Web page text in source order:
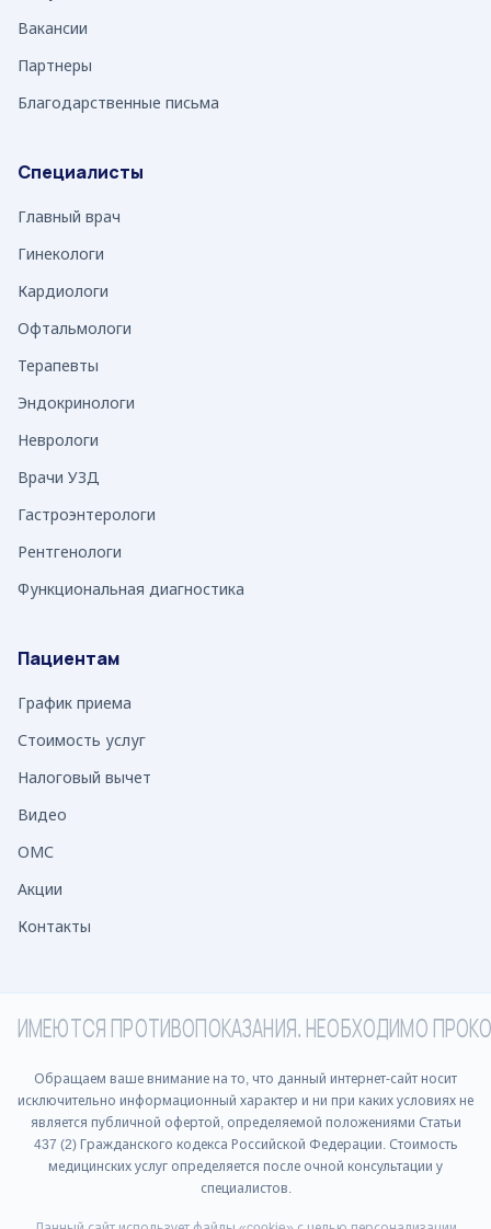
Вакансии
Партнеры
Благодарственные письма
Специалисты
Главный врач
Гинекологи
Кардиологи
Офтальмологи
Терапевты
Эндокринологи
Неврологи
Врачи УЗД
Гастроэнтерологи
Рентгенологи
Функциональная диагностика
Пациентам
График приема
Стоимость услуг
Налоговый вычет
Видео
ОМС
Акции
Контакты
ИМЕЮТСЯ ПРОТИВОПОКАЗАНИЯ. НЕОБХОДИМО
Обращаем ваше внимание на то, что данный интернет-сайт носит
исключительно информационный характер и ни при каких условиях не
является публичной офертой, определяемой положениями Статьи
437 (2) Гражданского кодекса Российской Федерации. Стоимость
медицинских услуг определяется после очной консультации у
специалистов.